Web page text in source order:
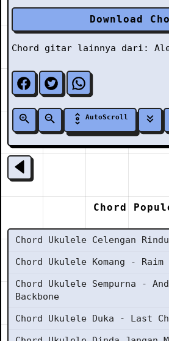
Download
Chord gitar lainnya dari:
AutoScroll
Chord
Chord Ukulele Celengan
Chord Ukulele Komang - Raim
Chord Ukulele Sempurna -
Backbone
Chord Ukulele Duka - Last